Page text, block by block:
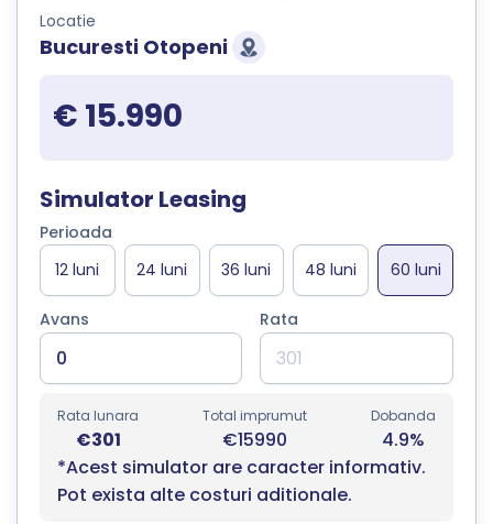
Locatie
Bucuresti Otopeni
€ 15.990
Simulator Leasing
Perioada
Avans Rata
Rata lunara
€301
Total imprumut
€15990
Dobanda
4.9%
*Acest simulator are caracter informativ.
Pot exista alte costuri aditionale.